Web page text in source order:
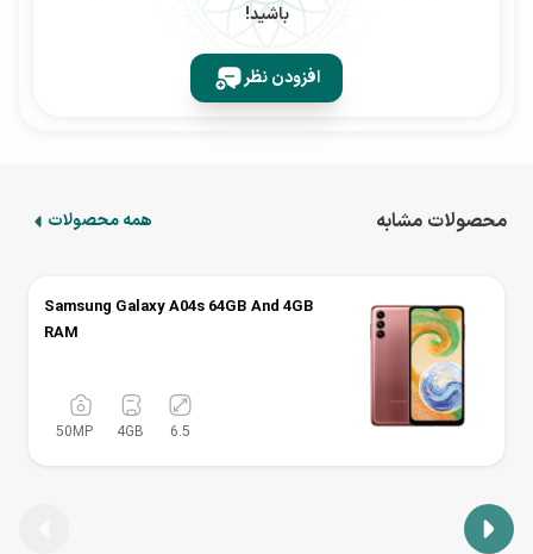
کاربران را به خوبی پاسخ میدهد . اگر به دنبال گوشی با قیمت
باشید!
افزودن نظر
محصولات مشابه همه محصولات
6.5
4GB
50MP
Samsung Galaxy A04s 64GB And 4GB
RAM